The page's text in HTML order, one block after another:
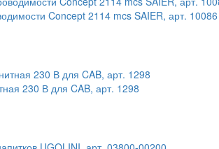
Concept 2114 mcs SAIER, арт. 10086
230 В для CAB, арт. 1298